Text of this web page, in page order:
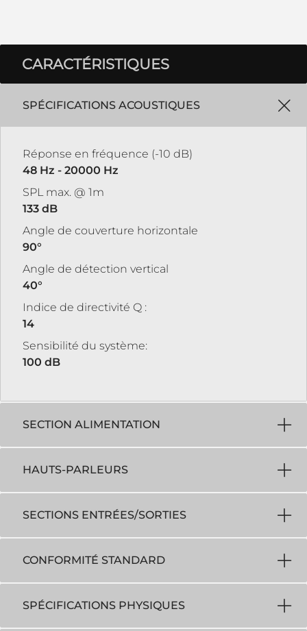
CARACTÉRISTIQUES
SPÉCIFICATIONS ACOUSTIQUES
Réponse en fréquence (-10 dB)
48 Hz - 20000 Hz
SPL max. @ 1m
133 dB
Angle de couverture horizontale
90°
Angle de détection vertical
40°
Indice de directivité Q :
14
Sensibilité du système:
100 dB
SECTION ALIMENTATION
HAUTS-PARLEURS
SECTIONS ENTRÉES/SORTIES
CONFORMITÉ STANDARD
SPÉCIFICATIONS PHYSIQUES